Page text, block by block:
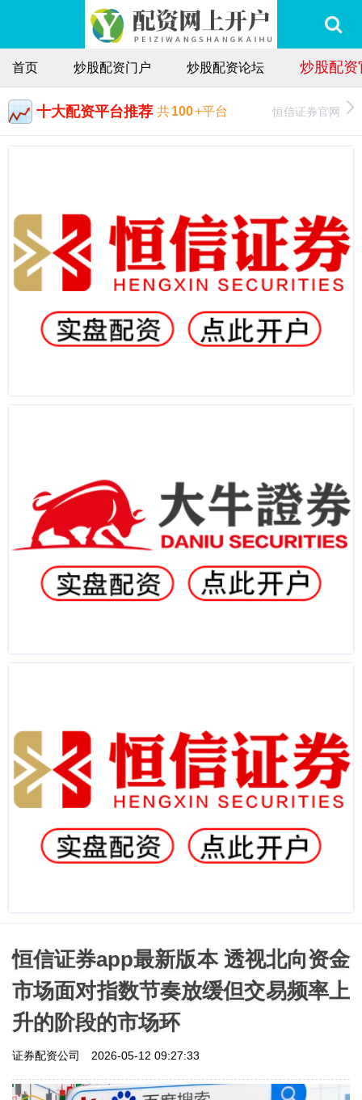
首页 炒股配资门户 炒股配资论坛 炒股配
十大配资平台推荐 共100+平台 恒信证券官网
恒信证券app最新版本 透视北向资金
市场面对指数节奏放缓但交易频率上
升的阶段的市场环
证券配资公司 2026-05-12 09:27:33